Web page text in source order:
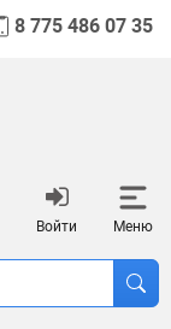
8 775 486 07 35
Войти Меню